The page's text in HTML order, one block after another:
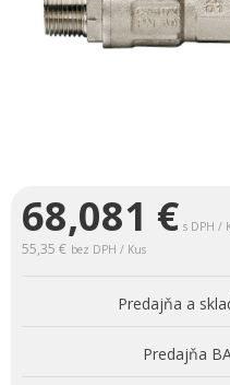
68,081 € s DPH /
55,35 € bez DPH / Kus
Predajňa a
Predajňa